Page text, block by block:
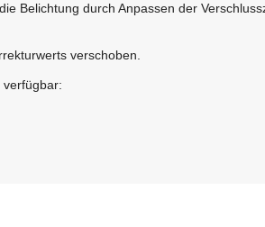
Belichtung durch Anpassen der
verschoben.
verfügbar: